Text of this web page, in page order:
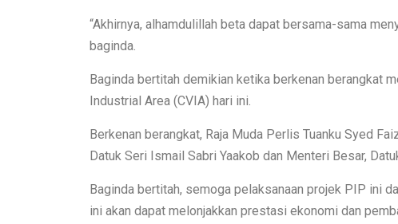
“Akhirnya, alhamdulillah beta dapat bersama-sama
baginda.
Baginda bertitah demikian ketika berkenan berangkat
Industrial Area (CVIA) hari ini.
Berkenan berangkat, Raja Muda Perlis Tuanku Syed
Datuk Seri Ismail Sabri Yaakob dan Menteri Besar,
Baginda bertitah, semoga pelaksanaan projek PIP ini
ini akan dapat melonjakkan prestasi ekonomi dan